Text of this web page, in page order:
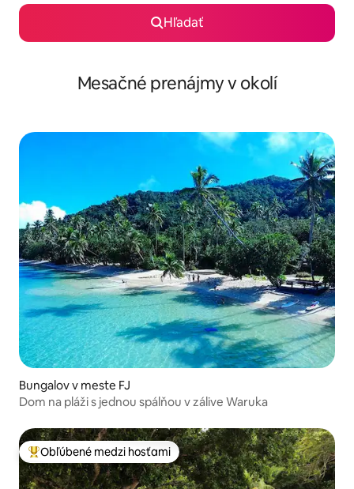
Hľadať
Mesačné prenájmy v okolí
Bungalov v meste FJ
Dom na pláži s jednou spálňou v zálive Waruka
Najobľúbenejšie medzi hosťami
Obľúbené medzi hosťami